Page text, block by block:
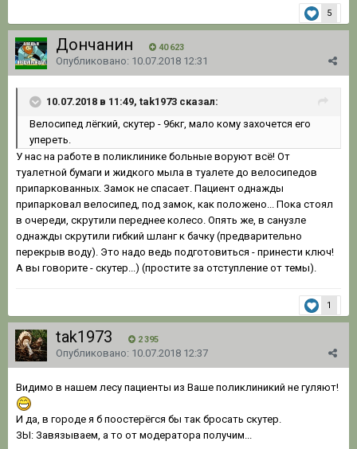
5
Дончанин 40 623
Опубликовано: 10.07.2018 12:31
10.07.2018 в 11:49, tak1973 сказал:
Велосипед лёгкий, скутер - 96кг, мало кому захочется его
упереть.
У нас на работе в поликлинике больные воруют всё! От
туалетной бумаги и жидкого мыла в туалете до велосипедов
припаркованных. Замок не спасает. Пациент однажды
припарковал велосипед, под замок, как положено... Пока стоял
в очереди, скрутили переднее колесо. Опять же, в санузле
однажды скрутили гибкий шланг к бачку (предварительно
перекрыв воду). Это надо ведь подготовиться - принести ключ!
А вы говорите - скутер...) (простите за отступление от темы).
1
tak1973 2 395
Опубликовано: 10.07.2018 12:37
Видимо в нашем лесу пациенты из Ваше поликлиникий не гуляют!
И да, в городе я б поостерёгся бы так бросать скутер.
ЗЫ: Завязываем, а то от модератора получим...